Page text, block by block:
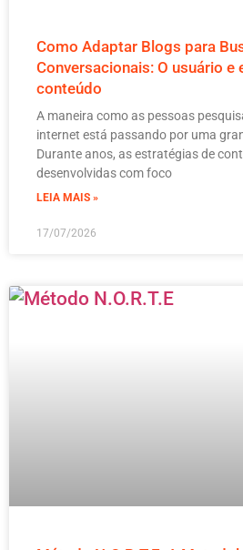
Como Adaptar Blogs para
Conversacionais: O usuário e
conteúdo
A maneira como as pessoas
internet está passando por uma
Durante anos, as estratégias de
desenvolvidas com foco
LEIA MAIS »
17/07/2026